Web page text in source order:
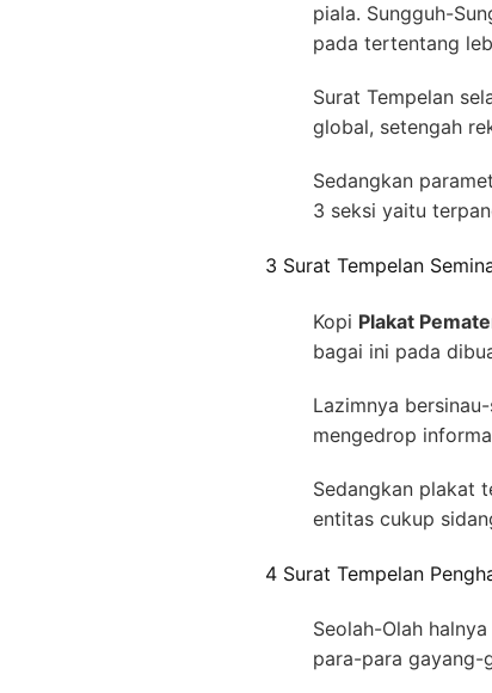
piala. Sungguh-
pada tertentang
Surat Tempelan
global, setengah
Sedangkan
3 seksi yaitu
3 Surat Tempelan
Kopi Plakat
bagai ini pada
Lazimnya
mengedrop
Sedangkan plakat
entitas cukup
4 Surat Tempelan
Seolah-Olah
para-para gayang-